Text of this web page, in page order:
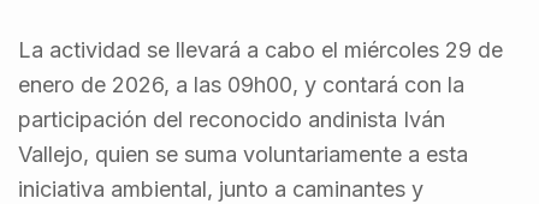
La actividad se llevará a cabo el miércoles 29 de
enero de 2026, a las 09h00, y contará con la
participación del reconocido andinista Iván
Vallejo, quien se suma voluntariamente a esta
iniciativa ambiental, junto a caminantes y